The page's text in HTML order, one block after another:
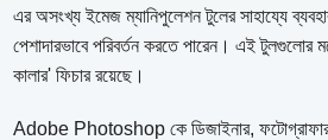
এর অসংখ্য ইমেজ ম্যানিপুলেশন টুলের সাহায্যে
পেশাদারভাবে পরিবর্তন করতে পারেন। এই টুলগুলোর
কালার' ফিচার রয়েছে।
Adobe Photoshop কে ডিজাইনার, ফটোগ্রাফার